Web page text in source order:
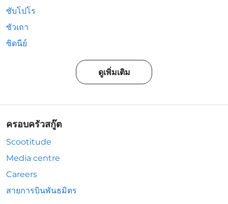
ซับโปโร
ซัวเถา
ซิดนีย์
ดูเพิ่มเติม
ครอบครัวสกู๊ต
Scootitude
Media centre
Careers
สายการบินพันธมิตร